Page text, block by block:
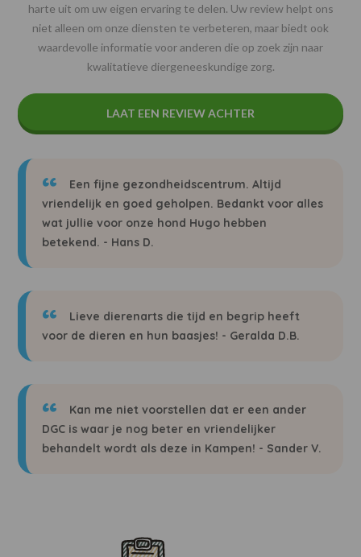
harte uit om uw eigen ervaring te delen. Uw review helpt ons
niet alleen om onze diensten te verbeteren, maar biedt ook
waardevolle informatie voor anderen die op zoek zijn naar
kwalitatieve diergeneeskundige zorg.
LAAT EEN REVIEW ACHTER
Een fijne gezondheidscentrum. Altijd
vriendelijk en goed geholpen. Bedankt voor alles
wat jullie voor onze hond Hugo hebben
betekend. - Hans D.
Lieve dierenarts die tijd en begrip heeft
voor de dieren en hun baasjes! - Geralda D.B.
Kan me niet voorstellen dat er een ander
DGC is waar je nog beter en vriendelijker
behandelt wordt als deze in Kampen! - Sander V.